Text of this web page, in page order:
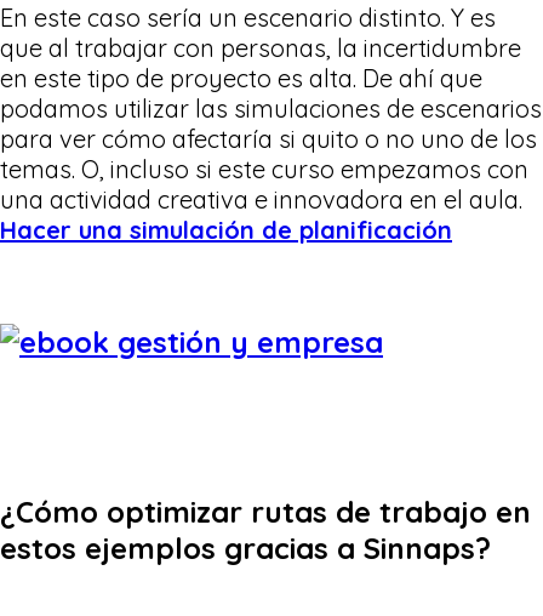
En este caso sería un escenario distinto. Y es
que al trabajar con personas, la incertidumbre
en este tipo de proyecto es alta. De ahí que
podamos utilizar las simulaciones de escenarios
para ver cómo afectaría si quito o no uno de los
temas. O, incluso si este curso empezamos con
una actividad creativa e innovadora en el aula.
Hacer una simulación de planificación
¿Cómo optimizar rutas de trabajo en
estos ejemplos gracias a Sinnaps?